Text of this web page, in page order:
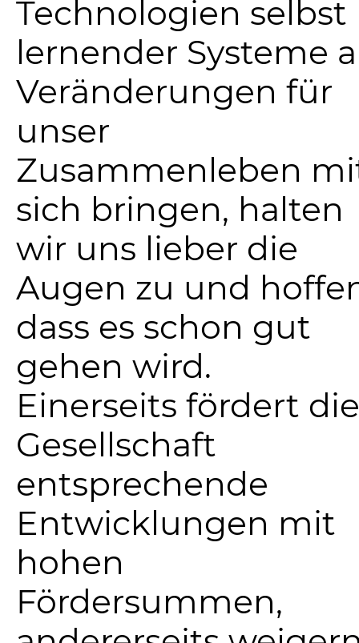
Technologien selbst
lernender Systeme
Veränderungen für
unser
Zusammenleben
sich bringen, halten
wir uns lieber die
Augen zu und
dass es schon gut
gehen wird.
Einerseits fördert die
Gesellschaft
entsprechende
Entwicklungen mit
hohen
Fördersummen,